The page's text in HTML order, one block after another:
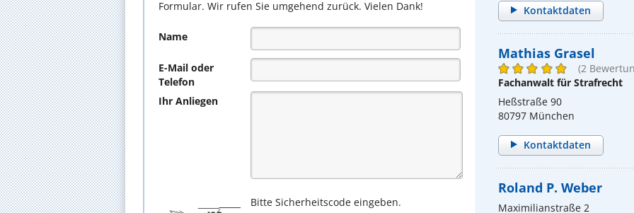
Formular. Wir rufen Sie umgehend zurück. Vielen Dank!
Name
E-Mail oder
Telefon
Ihr Anliegen
Bitte Sicherheitscode eingeben.
Kontaktdaten
Mathias Grasel
(2
Fachanwalt für Strafrecht
Heßstraße 90
80797 München
Kontaktdaten
Roland P. Weber
Maximilianstraße 2